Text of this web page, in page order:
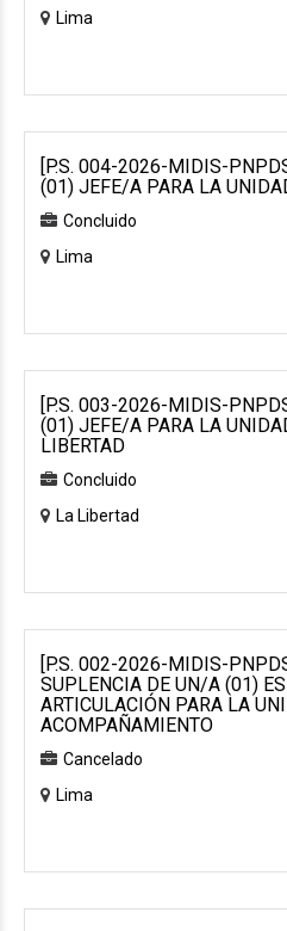
Lima
[P.S. 004-2026-MIDIS-
(01) JEFE/A PARA LA
Concluido
Lima
[P.S. 003-2026-MIDIS-
(01) JEFE/A PARA LA
LIBERTAD
Concluido
La Libertad
[P.S. 002-2026-MIDIS-
SUPLENCIA DE UN/A (01)
ARTICULACIÓN PARA LA
ACOMPAÑAMIENTO
Cancelado
Lima